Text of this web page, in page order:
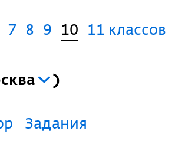
7 8 9 10 11 классов
)
Задания